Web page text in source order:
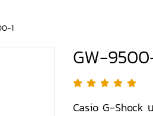
1
GW-
Casio G-Shock